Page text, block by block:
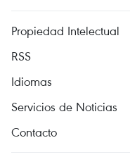
Propiedad Intelectual
RSS
Idiomas
Servicios de Noticias
Contacto